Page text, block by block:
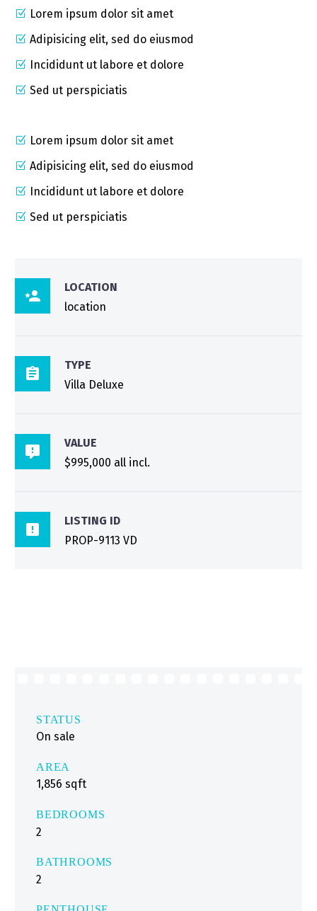
Lorem ipsum dolor sit amet
Adipisicing elit, sed do eiusmod
Incididunt ut labore et dolore
Sed ut perspiciatis
Lorem ipsum dolor sit amet
Adipisicing elit, sed do eiusmod
Incididunt ut labore et dolore
Sed ut perspiciatis

LOCATION
location

TYPE
Villa Deluxe

VALUE
$995,000 all incl.

LISTING ID
PROP-9113 VD
STATUS
On sale
AREA
1,856 sqft
BEDROOMS
2
BATHROOMS
2